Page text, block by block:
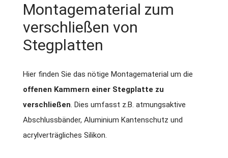
Montagematerial zum
verschließen von
Stegplatten
Hier finden Sie das nötige Montagematerial um die
offenen Kammern einer Stegplatte zu
verschließen. Dies umfasst z.B. atmungsaktive
Abschlussbänder, Aluminium Kantenschutz und
acrylverträgliches Silikon.